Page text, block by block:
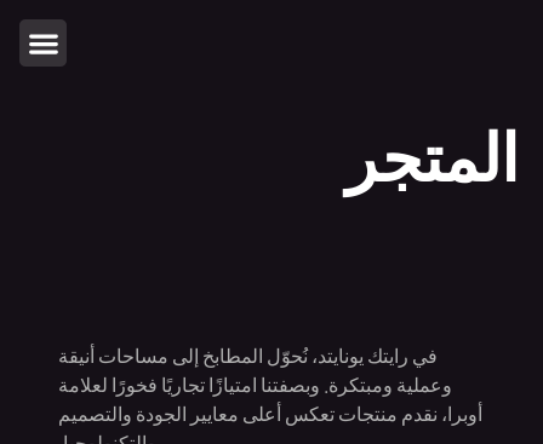
المتجر
في رايتك يونايتد، نُحوّل المطابخ إلى مساحات أنيقة
وعملية ومبتكرة. وبصفتنا امتيازًا تجاريًا فخورًا لعلامة
أوبرا، نقدم منتجات تعكس أعلى معايير الجودة والتصميم